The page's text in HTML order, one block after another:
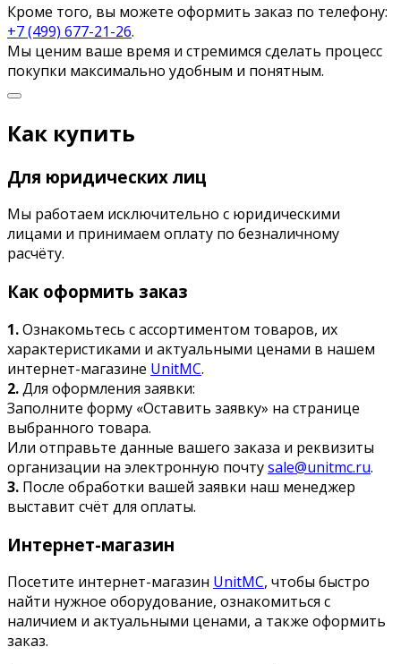
Кроме того, вы можете оформить заказ по телефону:
+7 (499) 677-21-26.
Мы ценим ваше время и стремимся сделать процесс
покупки максимально удобным и понятным.
Как купить
Для юридических лиц
Мы работаем исключительно с юридическими
лицами и принимаем оплату по безналичному
расчёту.
Как оформить заказ
1.Ознакомьтесь с ассортиментом товаров, их
характеристиками и актуальными ценами в нашем
интернет-магазине UnitMC.
2.Для оформления заявки:
Заполните форму «Оставить заявку» на странице
выбранного товара.
Или отправьте данные вашего заказа и реквизиты
организации на электронную почтуsale@unitmc.ru.
3. После обработки вашей заявки наш менеджер
выставит счёт для оплаты.
Интернет-магазин
Посетите интернет-магазин UnitMC, чтобы быстро
найти нужное оборудование, ознакомиться с
наличием и актуальными ценами, а также оформить
заказ.